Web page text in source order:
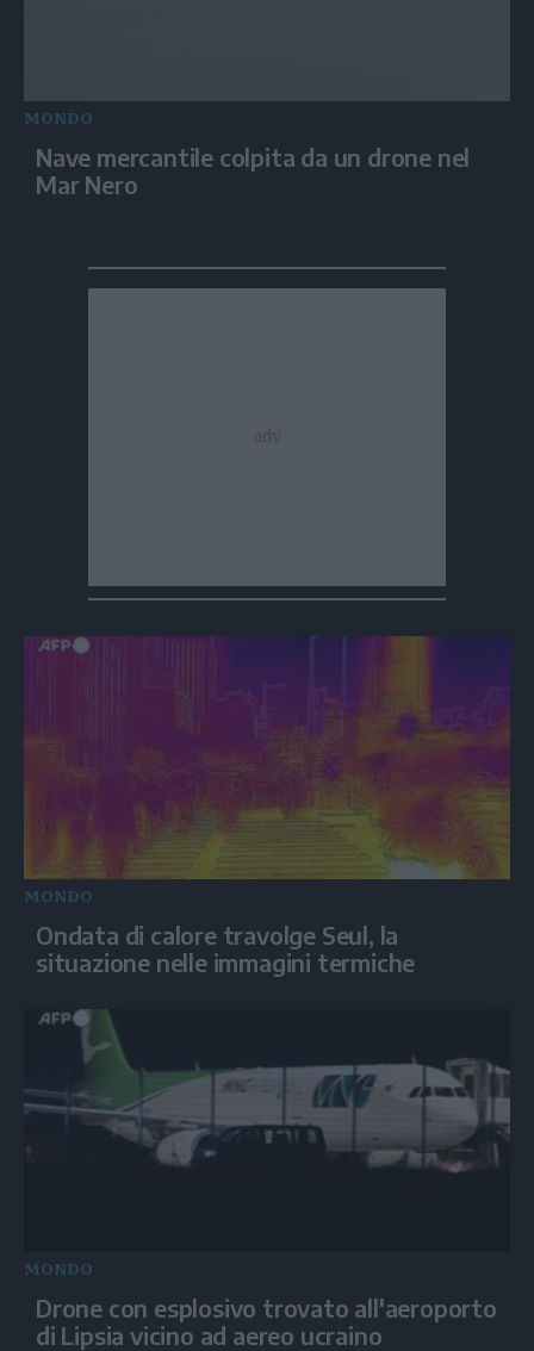
MONDO
Nave mercantile colpita da un drone nel
Mar Nero
MONDO
Ondata di calore travolge Seul, la
situazione nelle immagini termiche
MONDO
Drone con esplosivo trovato all'aeroporto
di Lipsia vicino ad aereo ucraino